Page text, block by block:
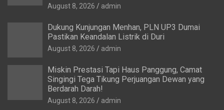
August 8, 2026 admin
Dukung Kunjungan Menhan, PLN UP3 Dumai
Pastikan Keandalan Listrik di Duri
August 8, 2026 admin
Miskin Prestasi Tapi Haus Panggung, Camat
Singingi Tega Tikung Perjuangan Dewan yang
Berdarah Darah!
August 8, 2026 admin